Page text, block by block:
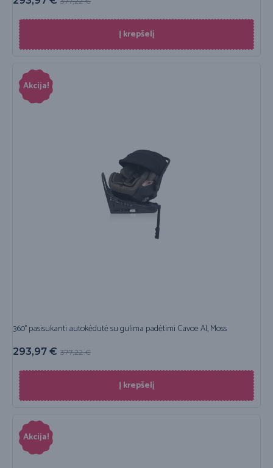
Į krepšelį
Akcija!
360° pasisukanti autokėdutė su gulima padėtimi Cavoe AI, Moss
377,22€
293,97 €
Į krepšelį
Akcija!